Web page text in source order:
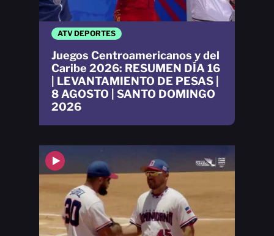
ATV DEPORTES
Juegos Centroamericanos y del
Caribe 2026: RESUMEN DÍA 16
| LEVANTAMIENTO DE PESAS |
8 AGOSTO | SANTO DOMINGO
2026